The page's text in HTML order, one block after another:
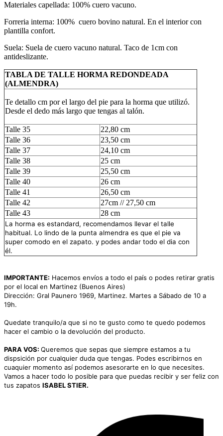
Materiales capellada: 100% cuero vacuno.
Forreria interna: 100% cuero bovino natural. En el interior con
plantilla confort.
Suela: Suela de cuero vacuno natural. Taco de 1cm con
antideslizante.
TABLA DE TALLE HORMA REDONDEADA
(ALMENDRA)
Te detallo cm por el largo del pie para la horma que utilizó.
Desde el dedo más largo que tengas al talón.
Talle 35
22,80 cm
Talle 36
23,50 cm
Talle 37
24,10 cm
Talle 38
25 cm
Talle 39
25,50 cm
Talle 40
26 cm
Talle 41
26,50 cm
Talle 42
27cm // 27,50 cm
Talle 43
28 cm
La horma es estandard, recomendamos llevar el talle
habitual. Lo lindo de la punta almendra es que el pie va
super comodo en el zapato. y podes andar todo el dia con
él.
IMPORTANTE: Hacemos envíos a todo el país o podes retirar gratis
por el local en Martinez (Buenos Aires)
Dirección: Gral Paunero 1969, Martinez. Martes a Sábado de 10 a
19h.
Quedate tranquilo/a que si no te gusto como te quedo podemos
hacer el cambio o la devolución del producto.
PARA VOS: Queremos que sepas que siempre estamos a tu
dispsición por cualquier duda que tengas. Podes escribirnos en
cuaquier momento así podemos asesorarte en lo que necesites.
Vamos a hacer todo lo posible para que puedas recibir y ser feliz con
tus zapatos ISABEL STIER.